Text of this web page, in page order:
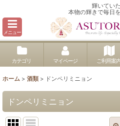
輝いてい
本物の輝きで毎日
メニュー
カテゴリ マイページ ご利用案
ホーム > 酒類 > ドンペリミニョン
ドンペリミニョン